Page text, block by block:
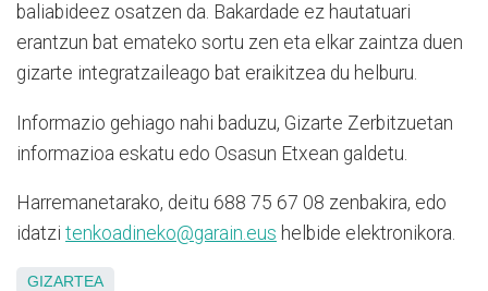
baliabideez osatzen da. Bakardade ez hautatuari
erantzun bat emateko sortu zen eta elkar zaintza duen
gizarte integratzaileago bat eraikitzea du helburu.
Informazio gehiago nahi baduzu, Gizarte Zerbitzuetan
informazioa eskatu edo Osasun Etxean galdetu.
Harremanetarako, deitu 688 75 67 08 zenbakira, edo
idatzi tenkoadineko@garain.eus helbide elektronikora.
GIZARTEA